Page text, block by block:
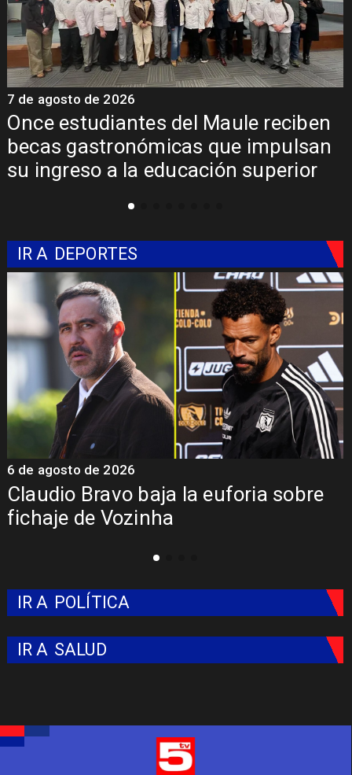
Once estudiantes del Maule reciben
becas gastronómicas que impulsan
su ingreso a la educación superior
7 de agosto de 2026
IR A DEPORTES
Claudio Bravo baja la euforia sobre
fichaje de Vozinha
6 de agosto de 2026
IR A POLÍTICA
IR A SALUD